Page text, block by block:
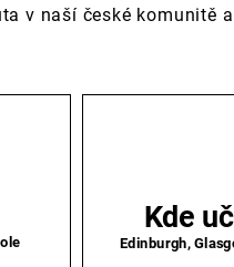
v naší české komunitě
Kde
Edinburgh,